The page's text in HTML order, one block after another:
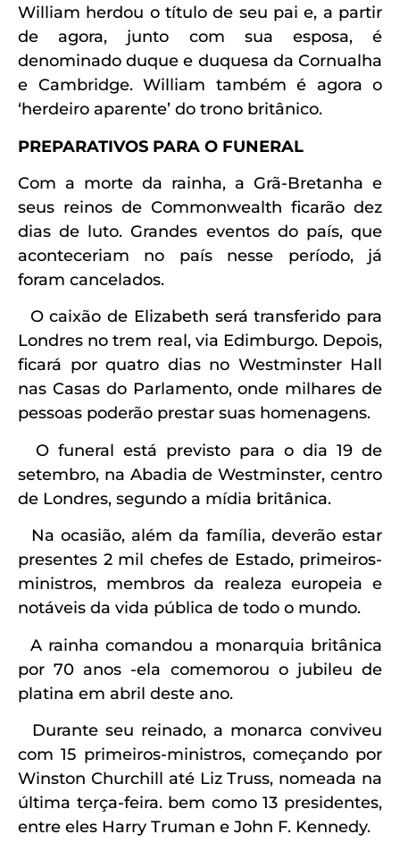
William herdou o título de seu pai e, a partir
de agora, junto com sua esposa, é
denominado duque e duquesa da Cornualha
e Cambridge. William também é agora o
‘herdeiro aparente’ do trono britânico.
PREPARATIVOS PARA O FUNERAL
Com a morte da rainha, a Grã-Bretanha e
seus reinos de Commonwealth ficarão dez
dias de luto. Grandes eventos do país, que
aconteceriam no país nesse período, já
foram cancelados.
O caixão de Elizabeth será transferido para
Londres no trem real, via Edimburgo. Depois,
ficará por quatro dias no Westminster Hall
nas Casas do Parlamento, onde milhares de
pessoas poderão prestar suas homenagens.
O funeral está previsto para o dia 19 de
setembro, na Abadia de Westminster, centro
de Londres, segundo a mídia britânica.
Na ocasião, além da família, deverão estar
presentes 2 mil chefes de Estado, primeiros-
ministros, membros da realeza europeia e
notáveis da vida pública de todo o mundo.
A rainha comandou a monarquia britânica
por 70 anos -ela comemorou o jubileu de
platina em abril deste ano.
Durante seu reinado, a monarca conviveu
com 15 primeiros-ministros, começando por
Winston Churchill até Liz Truss, nomeada na
última terça-feira. bem como 13 presidentes,
entre eles Harry Truman e John F. Kennedy.